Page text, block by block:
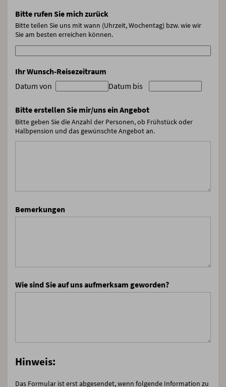
Bitte rufen Sie mich zurück
Bitte teilen Sie uns mit wann (Uhrzeit, Wochentag) bzw. wie wir
Sie am besten erreichen können.
Ihr Wunsch-Reisezeitraum
Datum von
Datum bis
Bitte erstellen Sie mir/uns ein Angebot
Bitte geben Sie die Anzahl der Personen, ob Frühstück oder
Halbpension und das gewünschte Angebot an.
Bemerkungen
Wie sind Sie auf uns aufmerksam geworden?
Hinweis:
Das Formular ist erst abgesendet, wenn folgende Information zu